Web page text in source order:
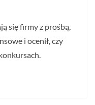
się firmy z prośbą,
i ocenił, czy